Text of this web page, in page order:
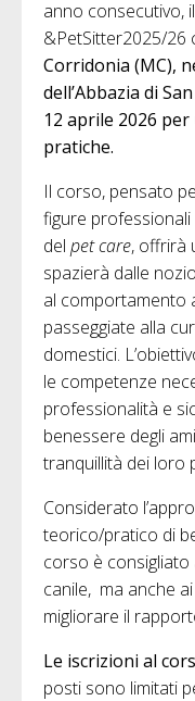
anno consecutivo,
&PetSitter2025/26
Corridonia (MC),
dell’Abbazia di
12 aprile 2026
pratiche.
Il corso, pensato
figure
del pet care, offrirà
spazierà dalle
al comportamento
passeggiate alla
domestici.
le competenze
professionalità e
benessere degli
tranquillità dei loro
Considerato
teorico/pratico di
corso è
canile, ma anche
migliorare il
Le iscrizioni al
posti sono limitati